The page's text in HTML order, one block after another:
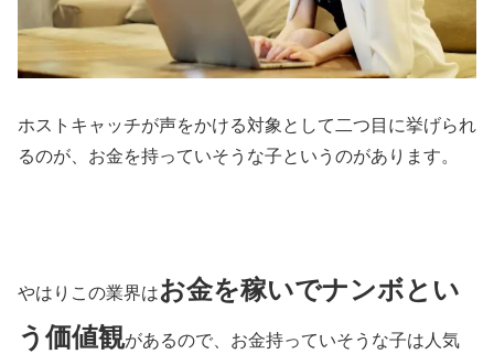
ホストキャッチが声をかける対象として二つ目に挙げられ
るのが、お金を持っていそうな子というのがあります。
やはりこの業界はお金を稼いでナンボとい
う価値観があるので、お金持っていそうな子は人気